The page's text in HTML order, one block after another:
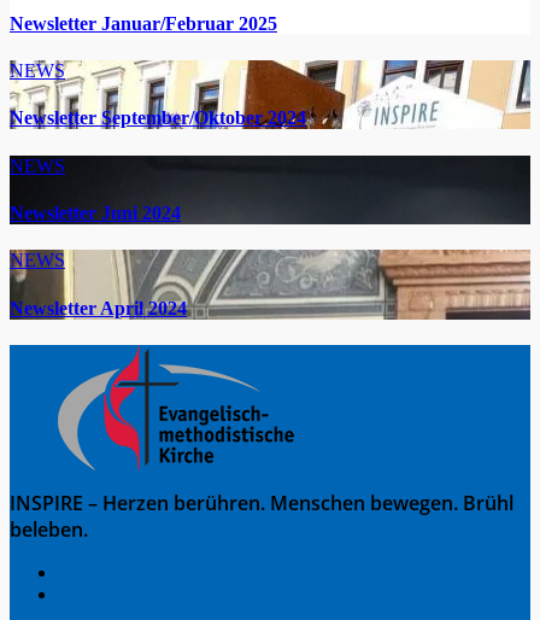
Newsletter Januar/Februar 2025
NEWS
Newsletter September/Oktober 2024
NEWS
Newsletter Juni 2024
NEWS
Newsletter April 2024
INSPIRE – Herzen berühren. Menschen bewegen. Brühl
beleben.